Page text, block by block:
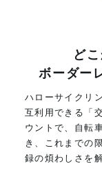
ど
ボーダー
ハローサイクリ
互利用できる「
ウントで、自転
き、これまでの
録の煩わしさを